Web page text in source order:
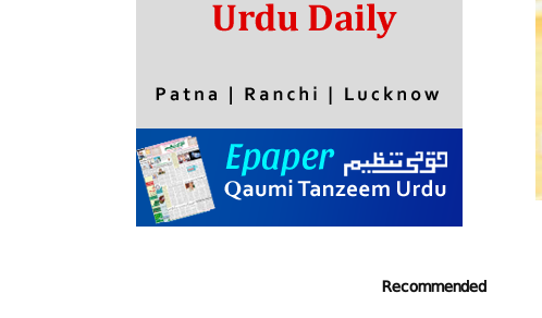
Recommended